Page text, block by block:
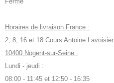
Horaires de livraison France :
2, 8, 16 et 18 Cours Antoine Lavoisier,
10400 Nogent-sur-Seine :
Lundi - jeudi :
08:00 - 11:45 et 12:50 - 16:35